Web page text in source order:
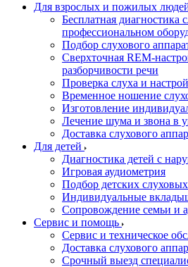
Для взрослых и пожилых
Бесплатная диагностика
профессиональном
Подбор слухового
Сверхточная REM-
разборчивости речи
Проверка слуха и
Временное ношение
Изготовление
Лечение шума и звона в
Доставка слухового
Для детей
Диагностика детей с
Игровая аудиометрия
Подбор детских
Индивидуальные
Сопровождение семьи и
Сервис и помощь
Сервис и техническое
Доставка слухового
Срочный выезд